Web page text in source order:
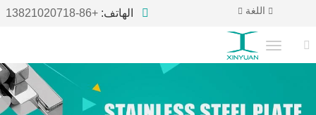
الهاتف: +86-13821020718 اللغة